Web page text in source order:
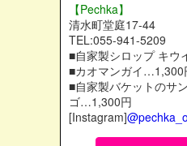
【Pechka】
清水町堂庭17-44
TEL:055-941-5209
■自家製シロップ キ
■カオマンガイ…1,300
■自家製バケットのサ
ゴ…1,300円
[Instagram]